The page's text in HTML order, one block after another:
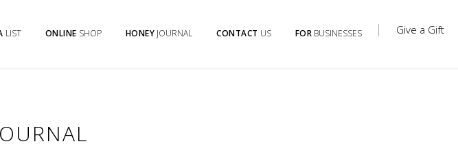
LIST ONLINE SHOP HONEY JOURNAL CONTACT US FOR BUSINESSES Give a Gift